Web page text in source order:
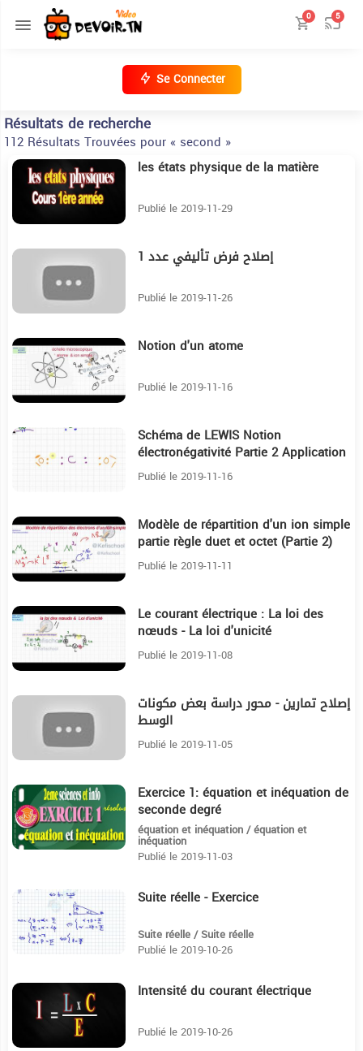
0 5
Se Connecter
Résultats de recherche
112 Résultats Trouvées pour « second »
15:53 les états physique de la matière
Publié le 2019-11-29
إصلاح فرض تأليفي عدد 1
Publié le 2019-11-26
30:28 Notion d'un atome
Publié le 2019-11-16
39:11 Schéma de LEWIS Notion
électronégativité Partie 2 Application
Publié le 2019-11-16
18:11 Modèle de répartition d'un ion simple
partie règle duet et octet (Partie 2)
Publié le 2019-11-11
34:12 Le courant électrique : La loi des
nœuds - La loi d'unicité
Publié le 2019-11-08
إصلاح تمارين - محور دراسة بعض مكونات
الوسط
Publié le 2019-11-05
7:3 Exercice 1: équation et inéquation de
seconde degré
équation et inéquation / équation et
inéquation
Publié le 2019-11-03
6:16 Suite réelle - Exercice
Suite réelle / Suite réelle
Publié le 2019-10-26
Intensité du courant électrique
Publié le 2019-10-26